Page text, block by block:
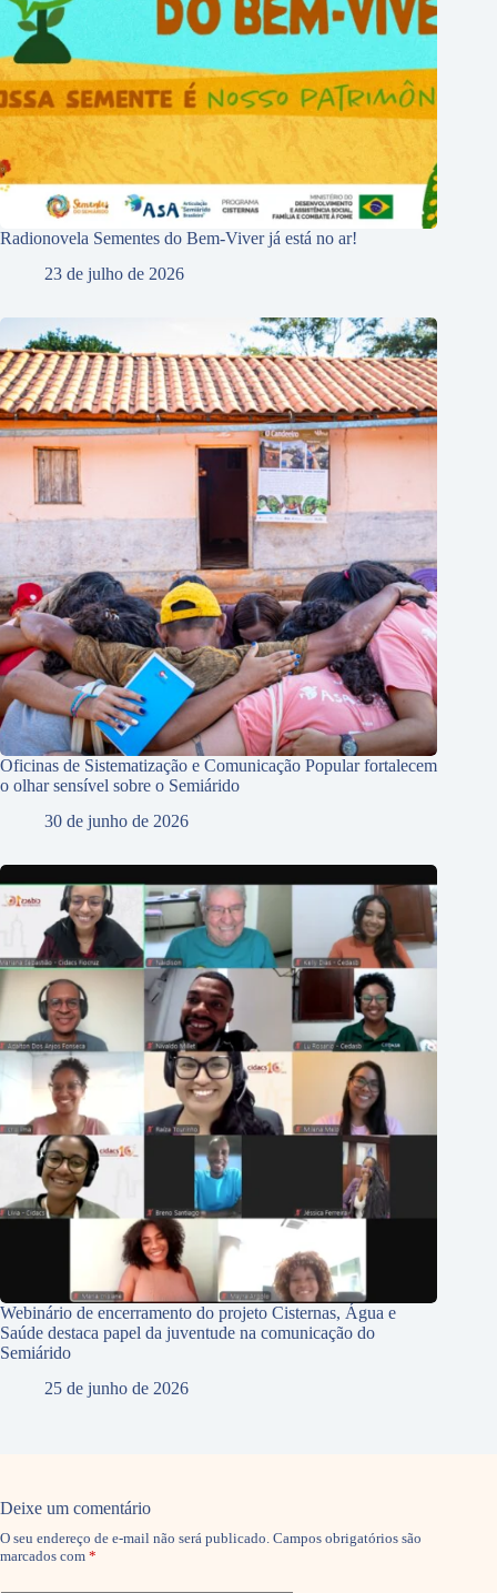
Radionovela Sementes do Bem-Viver já está no ar!
23 de julho de 2026
Oficinas de Sistematização e Comunicação Popular fortalecem
o olhar sensível sobre o Semiárido
30 de junho de 2026
Webinário de encerramento do projeto Cisternas, Água e
Saúde destaca papel da juventude na comunicação do
Semiárido
25 de junho de 2026
Deixe um comentário
O seu endereço de e-mail não será publicado. Campos obrigatórios são
marcados com *